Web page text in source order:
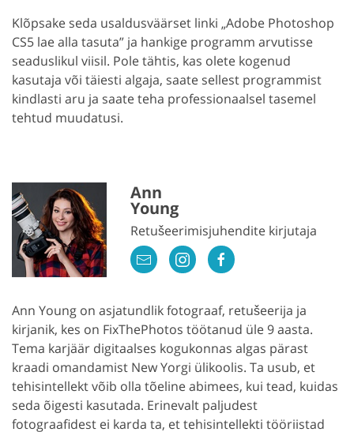
Klõpsake seda usaldusväärset linki „Adobe Photoshop
CS5 lae alla tasuta” ja hankige programm arvutisse
seaduslikul viisil. Pole tähtis, kas olete kogenud
kasutaja või täiesti algaja, saate sellest programmist
kindlasti aru ja saate teha professionaalsel tasemel
tehtud muudatusi.
Ann
Young
Retušeerimisjuhendite kirjutaja
Ann Young on asjatundlik fotograaf, retušeerija ja
kirjanik, kes on FixThePhotos töötanud üle 9 aasta.
Tema karjäär digitaalses kogukonnas algas pärast
kraadi omandamist New Yorgi ülikoolis. Ta usub, et
tehisintellekt võib olla tõeline abimees, kui tead, kuidas
seda õigesti kasutada. Erinevalt paljudest
fotograafidest ei karda ta, et tehisintellekti tööriistad